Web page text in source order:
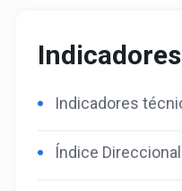
Indicadores
Índice